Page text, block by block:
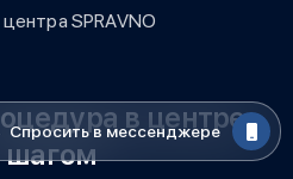
SPRAVNO
в центре
шагом
Спросить в мессенджере